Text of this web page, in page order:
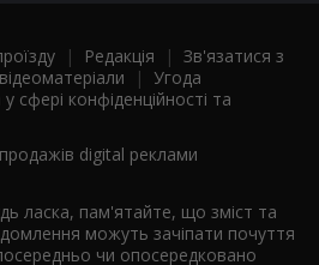
| Редакція | Зв'язатися з
| Угода
у сфері конфіденційності та
продажів digital реклами
ласка, пам'ятайте, що зміст та
можуть зачіпати почуття
чи опосередковано